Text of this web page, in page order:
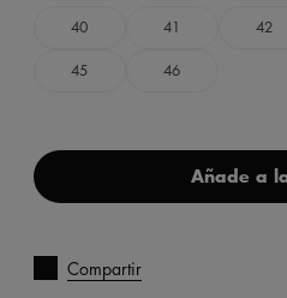
40 41 42
45 46
Añade a
Compartir